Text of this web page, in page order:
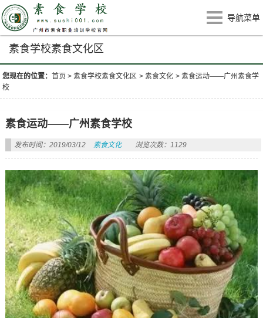
导航菜单
素食学校素食文化区
您现在的位置：首页 >素食学校素食文化区 >素食文化 >素食运动——广州素食学
校
素食运动——广州素食学校
发布时间：2019/03/12 素食文化 浏览次数：1129